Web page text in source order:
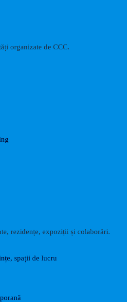
organizate de CCC.
rezidențe, expoziții și colaborări.
spații de lucru